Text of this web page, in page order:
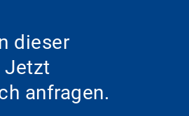
dieser
Jetzt
anfragen.